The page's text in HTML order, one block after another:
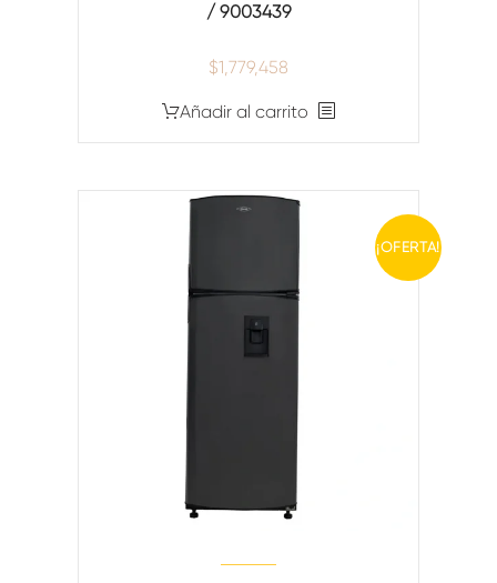
/ 9003439
$1,779,458
Añadir al carrito
¡OFERTA!